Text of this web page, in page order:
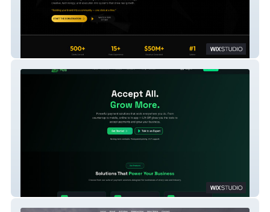
Taneja Marketing Group